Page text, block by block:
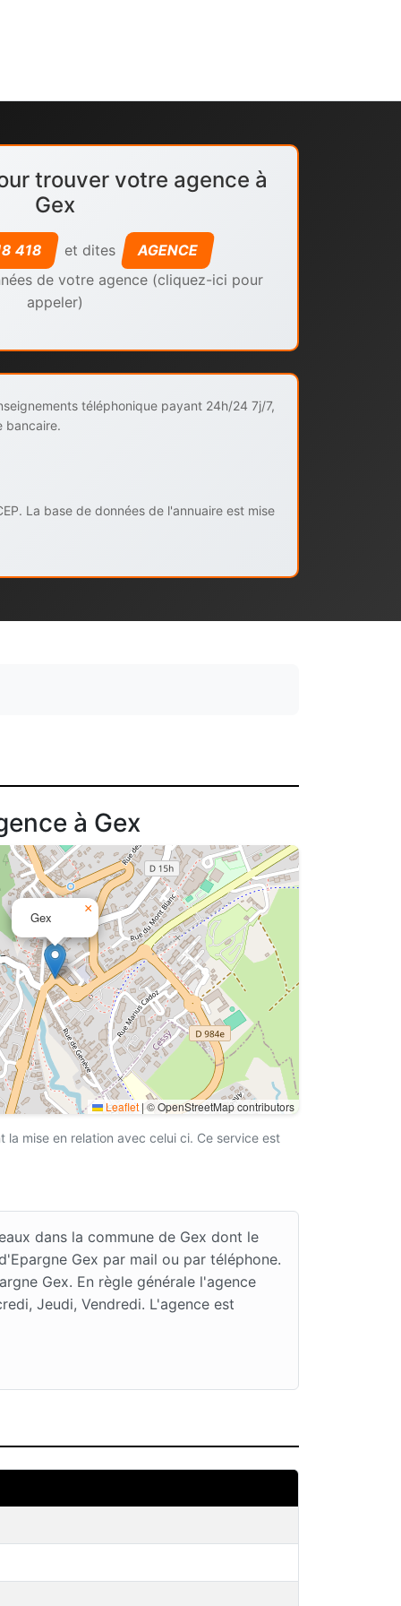
trouver votre agence à
Gex
418 et dites
AGENCE
de votre agence (cliquez-ici pour
appeler)
téléphonique payant 24h/24 7j/7,
bancaire.
La base de données de l'annuaire est mise
à Gex
Gex
×
Leaflet | © OpenStreetMap contributors
mise en relation avec celui ci. Ce service est
dans la commune de Gex dont le
Gex par mail ou par téléphone.
Gex. En règle générale l'agence
Jeudi, Vendredi. L'agence est